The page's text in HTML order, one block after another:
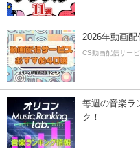
2026年動画配
CS動画配信サー
毎週の音楽ラ
ク！